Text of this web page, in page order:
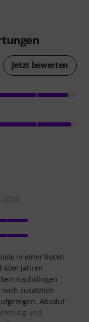
Jetzt bewerten
in einer Rockn
60er Jahren
nachklingen
zusätzlich
Absolut
und